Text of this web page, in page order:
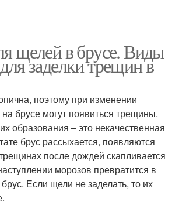
щелей в брусе. Виды
заделки трещин в
поэтому при изменении
брусе могут появиться трещины.
образования – это некачественная
брус рассыхается, появляются
после дождей скапливается
морозов превратится в
Если щели не заделать, то их